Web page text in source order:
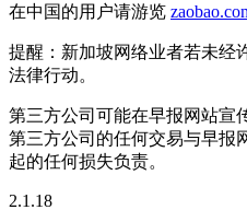
在中国的用户请游览
提醒：新加坡网络业者若未经
法律行动。
第三方公司可能在早报网站宣
第三方公司的任何交易与早报
起的任何损失负责。
2.1.18